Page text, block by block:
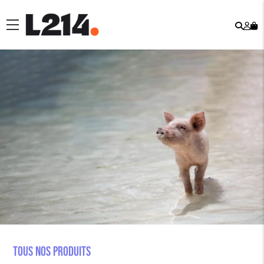
menu
Tous nos produits